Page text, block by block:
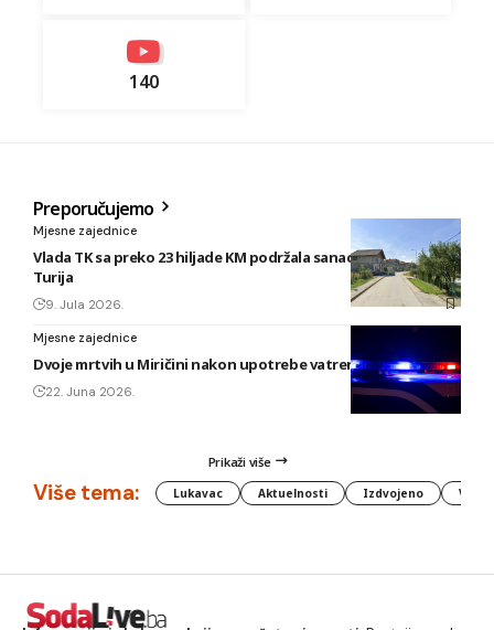
140
Preporučujemo
Mjesne zajednice
Vlada TK sa preko 23 hiljade KM podržala sanaciju puta u MZ
Turija
9. Jula 2026.
Mjesne zajednice
Dvoje mrtvih u Miričini nakon upotrebe vatrenog oružja
22. Juna 2026.
Prikaži više
Više tema: Lukavac Aktuelnosti Izdvojeno